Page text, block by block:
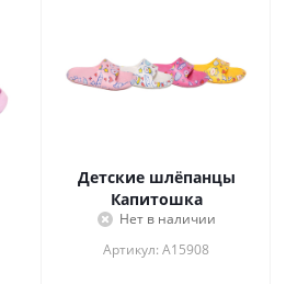
Детские шлёпанцы
Капитошка
Нет в наличии
Артикул: A15908